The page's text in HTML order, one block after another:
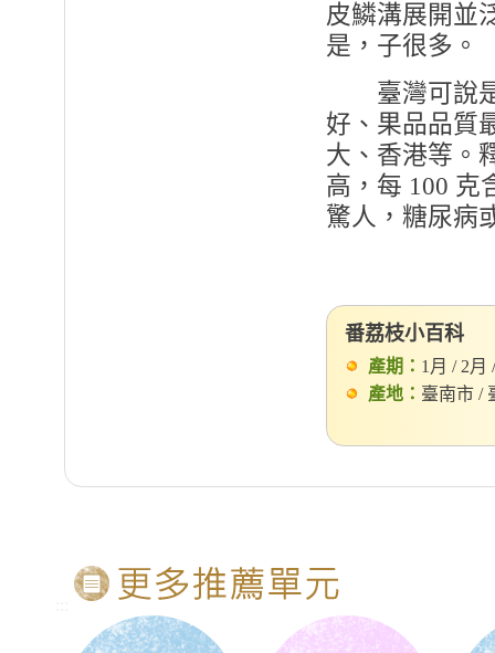
皮鱗溝展開並
是，子很多。
臺灣可說是
好、果品品質
大、香港等。
高，每 100 克
驚人，糖尿病
番荔枝小百科
產期： 1月 / 2月
產地： 臺南市 /